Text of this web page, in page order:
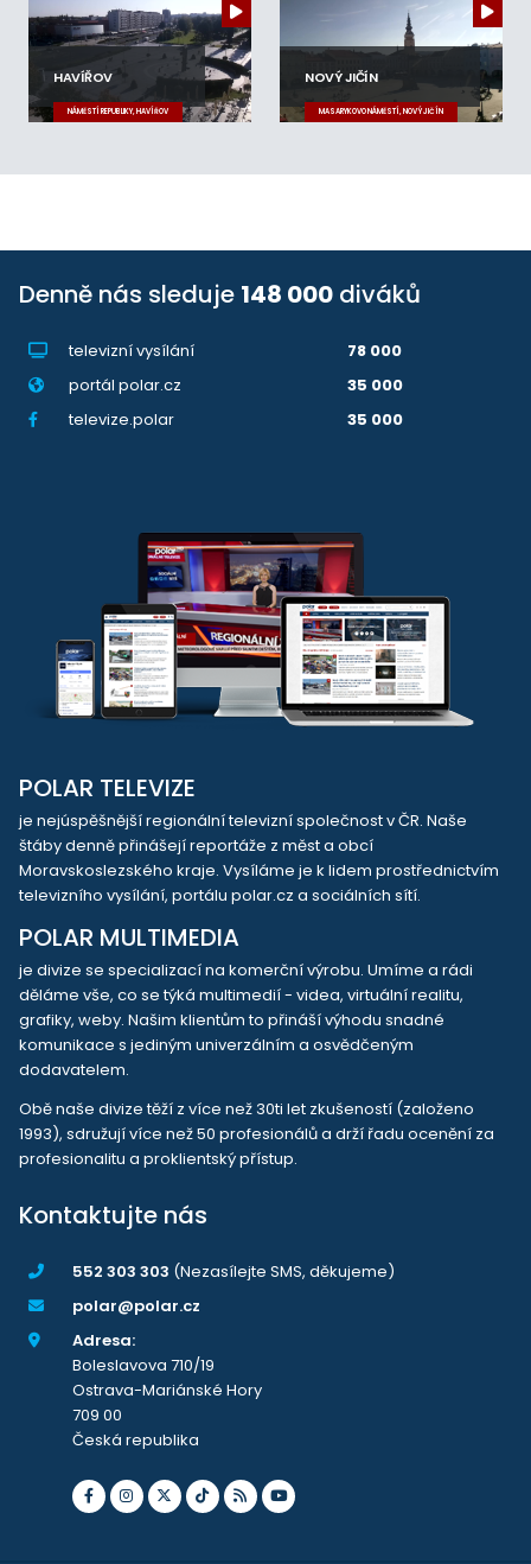
HAVÍŘOV
NÁMĚSTÍ REPUBLIKY, HAVÍŘOV
NOVÝ JIČÍN
MASARYKOVO NÁMĚSTÍ, NOVÝ JIČÍN
Denně nás sleduje 148 000 diváků
televizní vysílání
78 000
portál polar.cz
35 000
televize.polar
35 000
POLAR TELEVIZE
je nejúspěšnější regionální televizní společnost v ČR. Naše
štáby denně přinášejí reportáže z měst a obcí
Moravskoslezského kraje. Vysíláme je k lidem prostřednictvím
televizního vysílání, portálu polar.cz a sociálních sítí.
POLAR MULTIMEDIA
je divize se specializací na komerční výrobu. Umíme a rádi
děláme vše, co se týká multimedií - videa, virtuální realitu,
grafiky, weby. Našim klientům to přináší výhodu snadné
komunikace s jediným univerzálním a osvědčeným
dodavatelem.
Obě naše divize těží z více než 30ti let zkušeností (založeno
1993), sdružují více než 50 profesionálů a drží řadu ocenění za
profesionalitu a proklientský přístup.
Kontaktujte nás
552 303 303 (Nezasílejte SMS, děkujeme)
polar@polar.cz
Adresa:
Boleslavova 710/19
Ostrava-Mariánské Hory
709 00
Česká republika